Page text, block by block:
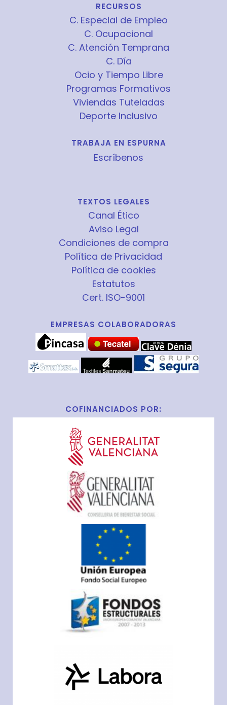
RECURSOS
C. Especial de Empleo
C. Ocupacional
C. Atención Temprana
C. Día
Ocio y Tiempo Libre
Programas Formativos
Viviendas Tuteladas
Deporte Inclusivo
TRABAJA EN ESPURNA
Escríbenos
TEXTOS LEGALES
Canal Ético
Aviso Legal
Condiciones de compra
Política de Privacidad
Política de cookies
Estatutos
Cert. ISO-9001
EMPRESAS COLABORADORAS
COFINANCIADOS POR: